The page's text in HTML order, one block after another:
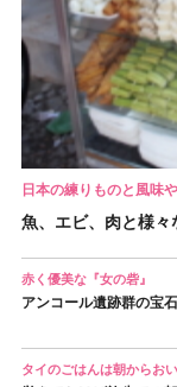
日本の練りものと風味
魚、エビ、肉と様
赤く優美な『女の砦』
アンコール遺跡群の宝
タイのごはんは朝からお